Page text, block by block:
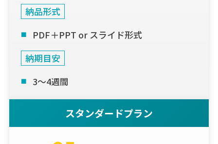
納品形式
PDF＋PPT or スライド形式
納期目安
3〜4週間
スタンダードプラン